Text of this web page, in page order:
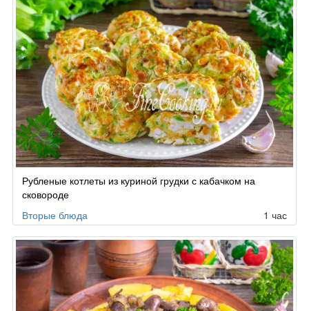
Рубленые котлеты из куриной грудки с кабачком на
сковороде
Вторые блюда
1 час